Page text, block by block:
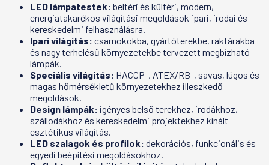
LED lámpatestek: beltéri és kültéri, modern,
energiatakarékos világítási megoldások ipari, irodai és
kereskedelmi felhasználásra.
Ipari világítás: csarnokokba, gyártóterekbe, raktárakba
és nagy terhelésű környezetekbe tervezett megbízható
lámpák.
Speciális világítás: HACCP-, ATEX/RB-, savas, lúgos és
magas hőmérsékletű környezetekhez illeszkedő
megoldások.
Design lámpák: igényes belső terekhez, irodákhoz,
szállodákhoz és kereskedelmi projektekhez kínált
esztétikus világítás.
LED szalagok és profilok: dekorációs, funkcionális és
egyedi beépítési megoldásokhoz.